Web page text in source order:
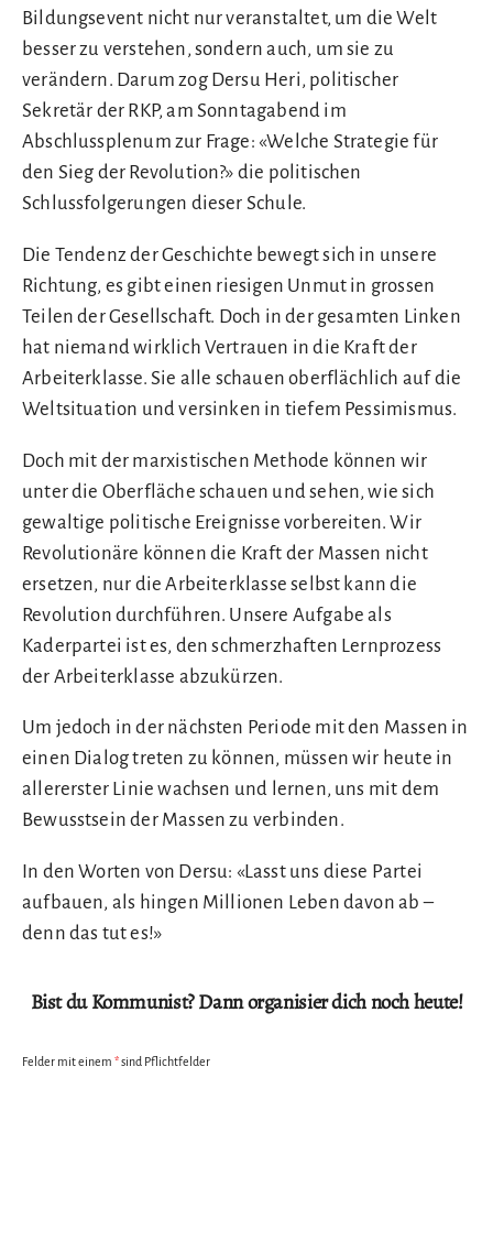
Bildungsevent nicht nur veranstaltet, um die Welt
besser zu verstehen, sondern auch, um sie zu
verändern. Darum zog Dersu Heri, politischer
Sekretär der RKP, am Sonntagabend im
Abschlussplenum zur Frage: «Welche Strategie für
den Sieg der Revolution?» die politischen
Schlussfolgerungen dieser Schule.
Die Tendenz der Geschichte bewegt sich in unsere
Richtung, es gibt einen riesigen Unmut in grossen
Teilen der Gesellschaft. Doch in der gesamten Linken
hat niemand wirklich Vertrauen in die Kraft der
Arbeiterklasse. Sie alle schauen oberflächlich auf die
Weltsituation und versinken in tiefem Pessimismus.
Doch mit der marxistischen Methode können wir
unter die Oberfläche schauen und sehen, wie sich
gewaltige politische Ereignisse vorbereiten. Wir
Revolutionäre können die Kraft der Massen nicht
ersetzen, nur die Arbeiterklasse selbst kann die
Revolution durchführen. Unsere Aufgabe als
Kaderpartei ist es, den schmerzhaften Lernprozess
der Arbeiterklasse abzukürzen.
Um jedoch in der nächsten Periode mit den Massen in
einen Dialog treten zu können, müssen wir heute in
allererster Linie wachsen und lernen, uns mit dem
Bewusstsein der Massen zu verbinden.
In den Worten von Dersu: «Lasst uns diese Partei
aufbauen, als hingen Millionen Leben davon ab –
denn das tut es!»
Bist du Kommunist? Dann organisier dich noch heute!
Felder mit einem *sind Pflichtfelder